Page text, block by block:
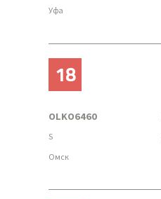
Уфа
18
OLKO6460
S
Омск